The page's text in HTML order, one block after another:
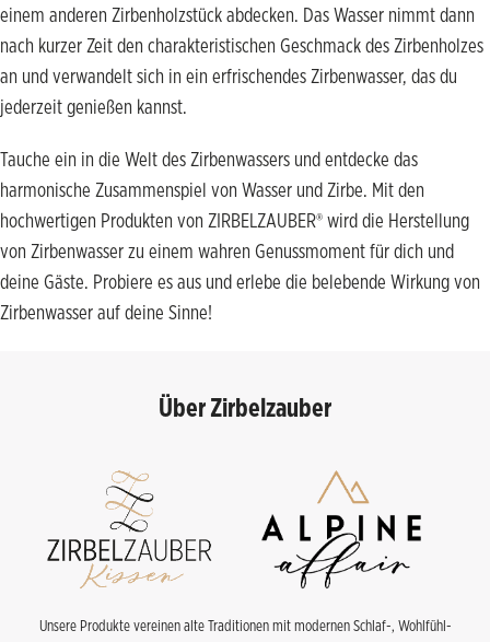
einem anderen Zirbenholzstück abdecken. Das Wasser nimmt dann
nach kurzer Zeit den charakteristischen Geschmack des Zirbenholzes
an und verwandelt sich in ein erfrischendes Zirbenwasser, das du
jederzeit genießen kannst.
Tauche ein in die Welt des Zirbenwassers und entdecke das
harmonische Zusammenspiel von Wasser und Zirbe. Mit den
hochwertigen Produkten von ZIRBELZAUBER® wird die Herstellung
von Zirbenwasser zu einem wahren Genussmoment für dich und
deine Gäste. Probiere es aus und erlebe die belebende Wirkung von
Zirbenwasser auf deine Sinne!
Über Zirbelzauber
Unsere Produkte vereinen alte Traditionen mit modernen Schlaf-, Wohlfühl-